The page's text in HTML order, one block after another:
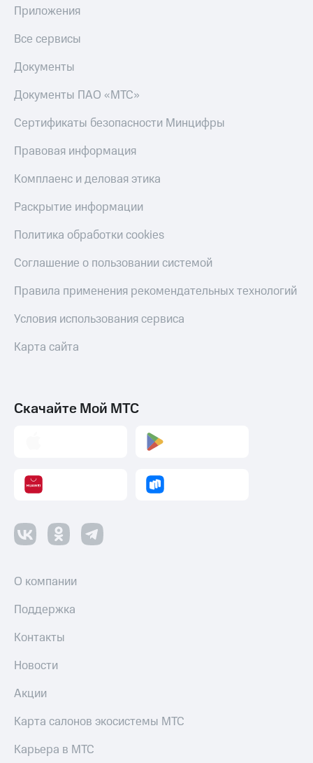
Приложения
Все сервисы
Документы
Документы ПАО «МТС»
Сертификаты безопасности Минцифры
Правовая информация
Комплаенс и деловая этика
Раскрытие информации
Политика обработки cookies
Соглашение о пользовании системой
Правила применения рекомендательных технологий
Условия использования сервиса
Карта сайта
Скачайте Мой МТС
О компании
Поддержка
Контакты
Новости
Акции
Карта салонов экосистемы МТС
Карьера в МТС